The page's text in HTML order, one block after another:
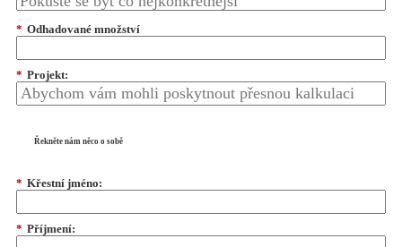
* Odhadované množství
* Projekt:
Řekněte nám něco o sobě
* Křestní jméno:
* Příjmení: